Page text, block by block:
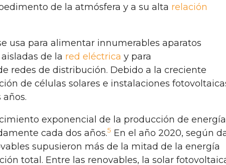
de la atmósfera y a su alta relación
usa para alimentar innumerables aparatos
de la red eléctrica y para
redes de distribución. Debido a la creciente
de células solares e instalaciones
exponencial de la producción de energía
cada dos años.5
En el año 2020, según
supusieron más de la mitad de la energía
total. Entre las renovables, la solar